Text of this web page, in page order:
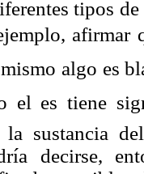
tipos
afirmar
algo es
el es tiene
la sustancia
decirse,